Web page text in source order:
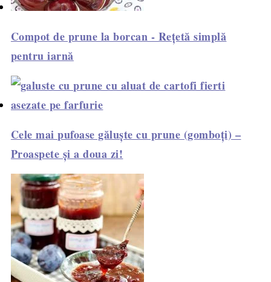
Compot de prune la borcan - Rețetă simplă
pentru iarnă
Cele mai pufoase găluște cu prune (gomboți) –
Proaspete și a doua zi!